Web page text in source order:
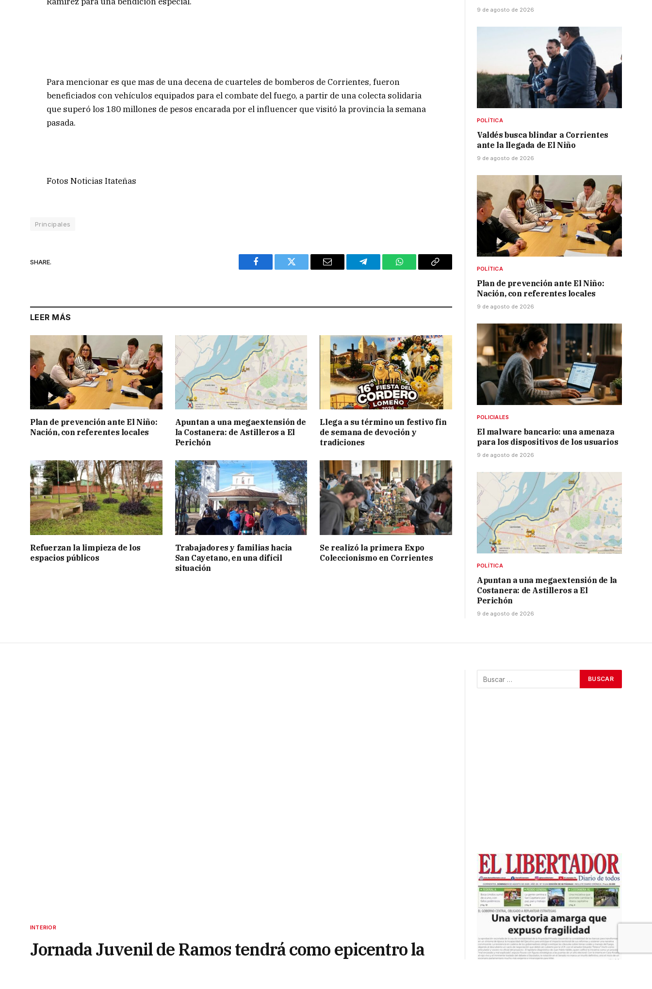
Para mencionar es que mas de una decena de cuarteles de bomberos de Corrientes, fueron
beneficiados con vehículos equipados para el combate del fuego, a partir de una colecta solidaria
que superó los 180 millones de pesos encarada por el influencer que visitó la provincia la semana
pasada.
Fotos Noticias Itateñas
Principales
SHARE.
Facebook Twitter Email Telegram WhatsAppCopy
LEER MÁS
Plan de prevención ante El Niño:
Nación, con referentes locales
Apuntan a una megaextensión de
la Costanera: de Astilleros a El
Perichón
Llega a su término un festivo fin
de semana de devoción y
tradiciones
Refuerzan la limpieza de los
espacios públicos
Trabajadores y familias hacia
San Cayetano, en una difícil
situación
Se realizó la primera Expo
Coleccionismo en Corrientes
9 de agosto de 2026
POLÍTICA
Valdés busca blindar a Corrientes
ante la llegada de El Niño
9 de agosto de 2026
POLÍTICA
Plan de prevención ante El Niño:
Nación, con referentes locales
9 de agosto de 2026
POLICIALES
El malware bancario: una amenaza
para los dispositivos de los usuarios
9 de agosto de 2026
POLÍTICA
Apuntan a una megaextensión de la
Costanera: de Astilleros a El
Perichón
9 de agosto de 2026
INTERIOR
Jornada Juvenil de Ramos tendrá como epicentro la